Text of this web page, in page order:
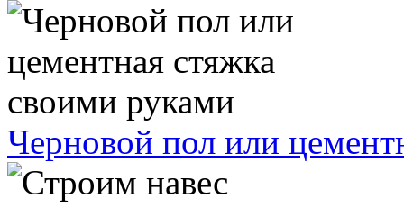
Черновой пол или